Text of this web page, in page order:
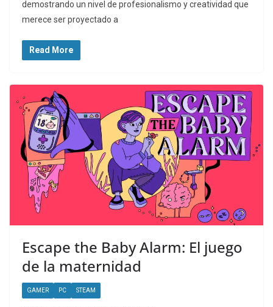
demostrando un nivel de profesionalismo y creatividad que
merece ser proyectado a
Read More
Escape the Baby Alarm: El juego
de la maternidad
GAMER PC STEAM